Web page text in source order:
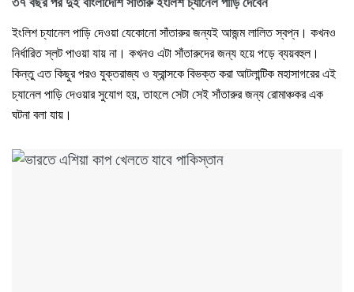
ইংলিশ চ্যানেল পাড়ি দেওয়া যেকোনো সাঁতারুর জন্যই আজন্ম লালিত স্বপ্ন। কখনও
নির্ধারিত স্লট পাওয়া যায় না। কখনও এটা সাঁতারুদের জন্য হয়ে পড়ে ব্যয়বহুল।
কিন্তু এত কিছুর পরও যুক্তরাজ্য ও ফ্রান্সকে বিভক্ত করা আটলান্টিক মহাসাগরের এই
চ্যানেল পাড়ি দেওয়ার সুযোগ হয়, তাহলে সেটা সেই সাঁতারুর জন্য রোমাঞ্চকর এক
ঘটনা বলা যায়।